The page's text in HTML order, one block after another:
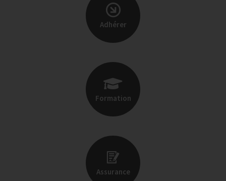
Adhérer
Formation
Assurance